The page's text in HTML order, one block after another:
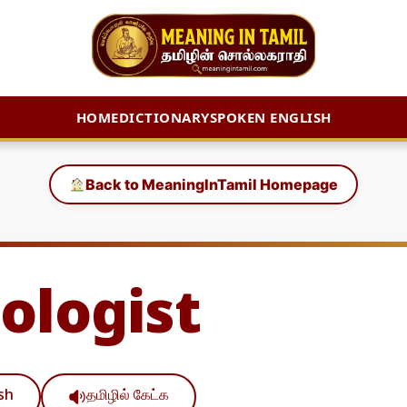
HOMEDICTIONARYSPOKEN ENGLISH
Back to MeaningInTamil Homepage
தமிழில் கேட்க